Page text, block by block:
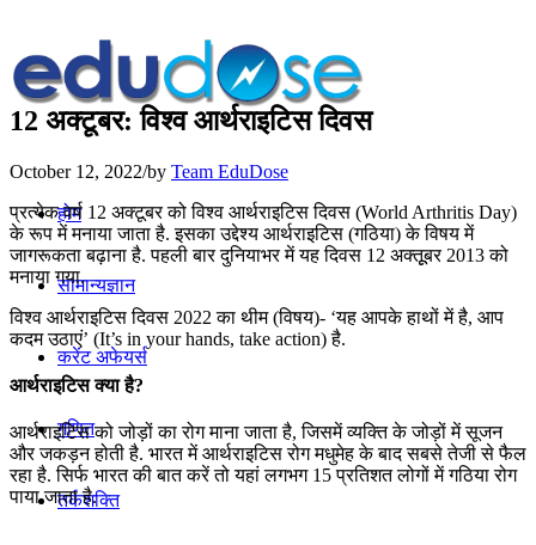
होम
सामान्यज्ञान
करेंट अफेयर्स
गणित
तर्कशक्ति
12 अक्टूबर: विश्व आर्थराइटिस दिवस
October 12, 2022/by Team EduDose
प्रत्येक वर्ष 12 अक्टूबर को विश्व आर्थराइटिस दिवस (World Arthritis Day)
के रूप में मनाया जाता है. इसका उद्देश्य आर्थराइटिस (गठिया) के विषय में
जागरूकता बढ़ाना है. पहली बार दुनियाभर में यह दिवस 12 अक्तूूबर 2013 को
मनाया गया.
विश्व आर्थराइटिस दिवस 2022 का थीम (विषय)- ‘यह आपके हाथों में है, आप
कदम उठाएं’ (It’s in your hands, take action) है.
आर्थराइटिस क्या है?
आर्थराइटिस को जोड़ों का रोग माना जाता है, जिसमें व्यक्ति के जोड़ों में सूजन
और जकड़न होती है. भारत में आर्थराइटिस रोग मधुमेह के बाद सबसे तेजी से फैल
रहा है. सिर्फ भारत की बात करें तो यहां लगभग 15 प्रतिशत लोगों में गठिया रोग
पाया जाता है.